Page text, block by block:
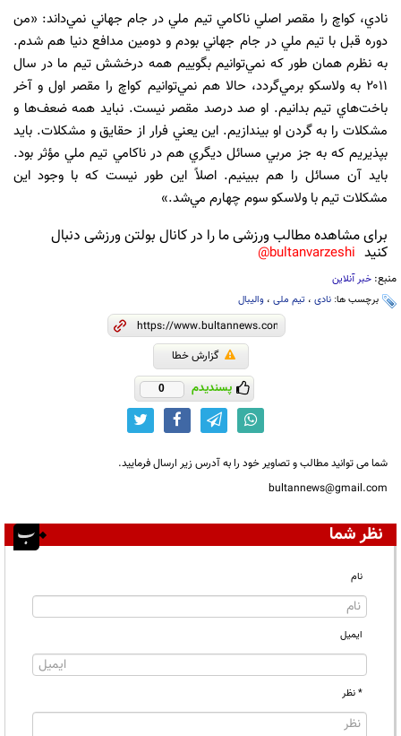
نادي، كواچ را مقصر اصلي ناكامي تيم‌ ملي در جام ‌جهاني‌ نمي‌داند: «من
دوره قبل با تيم ‌ملي در جام ‌جهاني‌ بودم و دومين مدافع دنيا هم شدم.
به نظرم همان ‌طور كه نمي‌توانيم بگوييم همه درخشش تيم ما در سال
۲۰۱۱ به ولاسكو برمي‌گردد، حالا هم نمي‌توانيم كواچ را مقصر اول و آخر
باخت‌هاي تيم بدانيم. او صد درصد مقصر نيست. نبايد همه ضعف‌ها و
مشكلات را به گردن او بيندازيم. اين يعني فرار از حقايق و مشكلات. بايد
بپذيريم كه به جز مربي مسائل ديگري هم در ناكامي تيم ‌ملي مؤثر بود.
بايد آن مسائل را هم ببينيم. اصلاً اين‌ طور نيست كه با وجود اين
مشكلات تيم با ولاسكو سوم چهارم مي‌شد.»
برای مشاهده مطالب ورزشی ما را در کانال بولتن ورزشی دنبال
کنید bultanvarzeshi@
منبع: خبر آنلاین
برچسب ها: نادی ، تیم ملی ، والیبال
گزارش خطا
پسندیدم 0
شما می توانید مطالب و تصاویر خود را به آدرس زیر ارسال فرمایید.
bultannews@gmail.com
نظر شما
نام
ایمیل
* نظر